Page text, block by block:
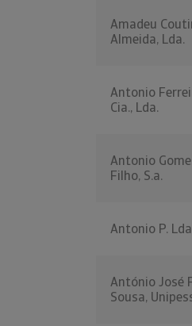
Amadeu
Almeida, Lda.
Antonio
Cia., Lda.
Antonio
Filho, S.a.
Antonio P. Lda
António José
Sousa,